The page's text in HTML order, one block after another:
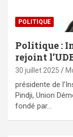
POLITIQUE
Politique :
rejoint
30 juillet 2025
présidente de
Pindji, Union
fondé par…